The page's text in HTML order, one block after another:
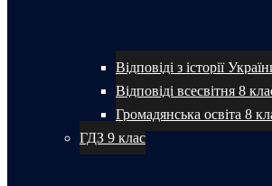
Відповіді з історії
Відповіді всесвітня 8
Громадянська освіта 8
ГДЗ 9 клас